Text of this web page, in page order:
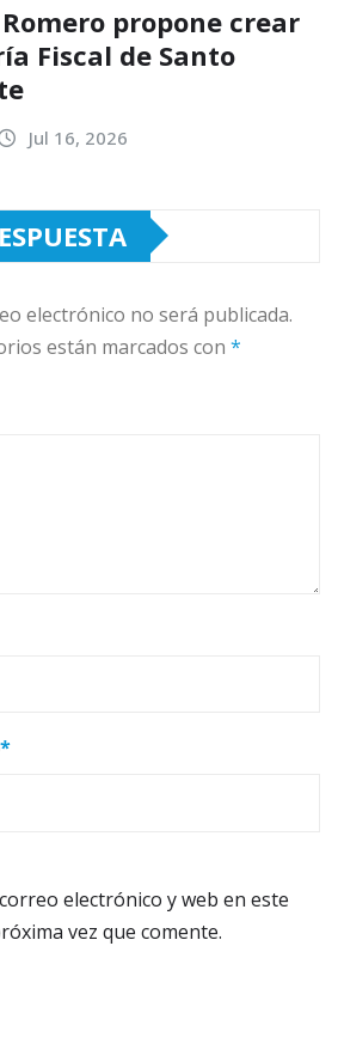
propone crear
Fiscal de Santo
Jul 16, 2026
electrónico no será publicada.
están marcados con *
*
electrónico y web en este
vez que comente.